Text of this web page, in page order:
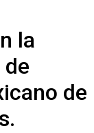
la
de